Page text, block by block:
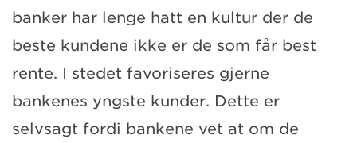
banker har lenge hatt en kultur der de
beste kundene ikke er de som får best
rente. I stedet favoriseres gjerne
bankenes yngste kunder. Dette er
selvsagt fordi bankene vet at om de